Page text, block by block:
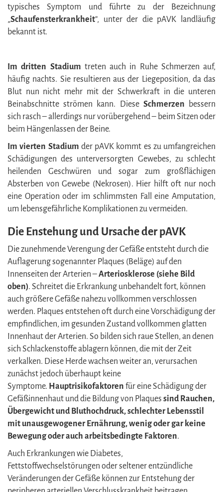
typisches Symptom und führte zu der Bezeichnung
„Schaufensterkrankheit”, unter der die pAVK landläufig
bekannt ist.
Im dritten Stadium treten auch in Ruhe Schmerzen auf,
häufig nachts. Sie resultieren aus der Liegeposition, da das
Blut nun nicht mehr mit der Schwerkraft in die unteren
Beinabschnitte strömen kann. Diese Schmerzen bessern
sich rasch – allerdings nur vorübergehend – beim Sitzen oder
beim Hängenlassen der Beine.
Im vierten Stadium der pAVK kommt es zu umfangreichen
Schädigungen des unterversorgten Gewebes, zu schlecht
heilenden Geschwüren und sogar zum großflächigen
Absterben von Gewebe (Nekrosen). Hier hilft oft nur noch
eine Operation oder im schlimmsten Fall eine Amputation,
um lebensgefährliche Komplikationen zu vermeiden.
Die Enstehung und Ursache der pAVK
Die zunehmende Verengung der Gefäße entsteht durch die
Auflagerung sogenannter Plaques (Beläge) auf den
Innenseiten der Arterien –Arteriosklerose (siehe Bild
oben). Schreitet die Erkrankung unbehandelt fort, können
auch größere Gefäße nahezu vollkommen verschlossen
werden. Plaques entstehen oft durch eine Vorschädigung der
empfindlichen, im gesunden Zustand vollkommen glatten
Innenhaut der Arterien. So bilden sich raue Stellen, an denen
sich Schlackenstoffe ablagern können, die mit der Zeit
verkalken. Diese Herde wachsen weiter an, verursachen
zunächst jedoch überhaupt keine
Symptome. Hauptrisikofaktoren für eine Schädigung der
Gefäßinnenhaut und die Bildung von Plaques sind Rauchen,
Übergewicht und Bluthochdruck, schlechter Lebensstil
mit unausgewogener Ernährung, wenig oder gar keine
Bewegung oder auch arbeitsbedingte Faktoren.
Auch Erkrankungen wie Diabetes,
Fettstoffwechselstörungen oder seltener entzündliche
Veränderungen der Gefäße können zur Entstehung der